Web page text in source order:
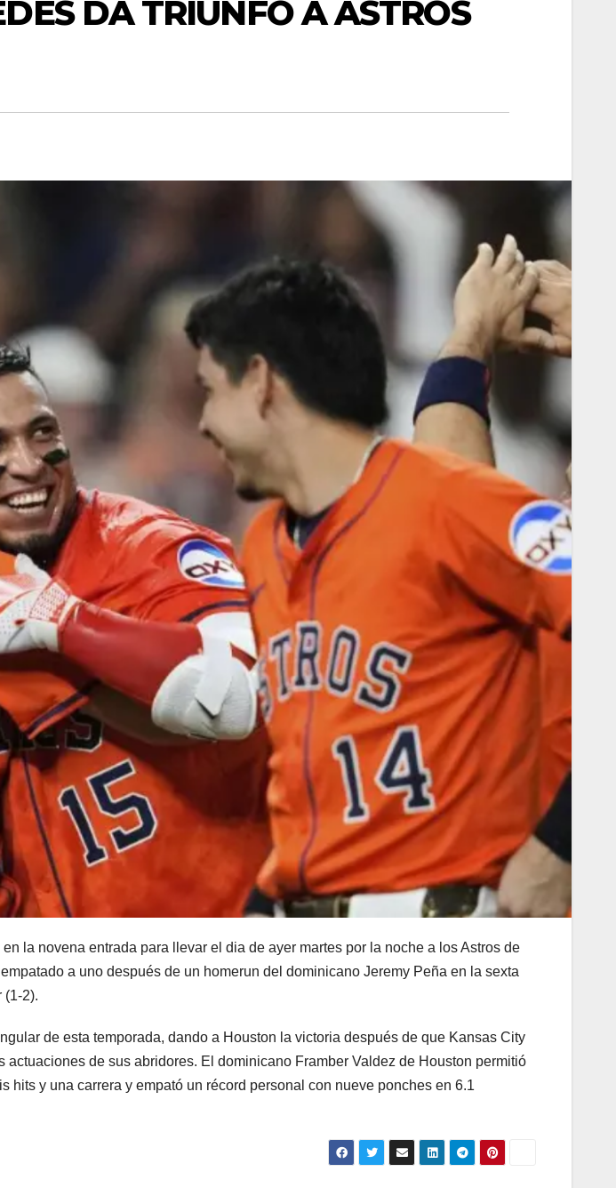
DA TRIUNFO A ASTROS
la novena entrada para llevar el dia de ayer martes por la noche a los Astros de
a uno después de un homerun del dominicano Jeremy Peña en la sexta
(1-2).
de esta temporada, dando a Houston la victoria después de que Kansas City
de sus abridores. El dominicano Framber Valdez de Houston permitió
y una carrera y empató un récord personal con nueve ponches en 6.1